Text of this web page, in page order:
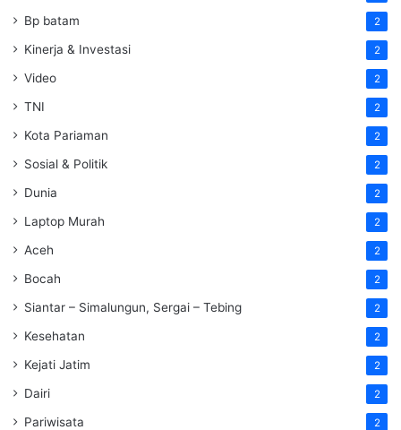
Bp batam 2
Kinerja & Investasi 2
Video 2
TNI 2
Kota Pariaman 2
Sosial & Politik 2
Dunia 2
Laptop Murah 2
Aceh 2
Bocah 2
Siantar – Simalungun, Sergai – Tebing 2
Kesehatan 2
Kejati Jatim 2
Dairi 2
Pariwisata 2